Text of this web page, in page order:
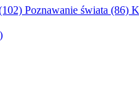
Poznawanie świata (86)